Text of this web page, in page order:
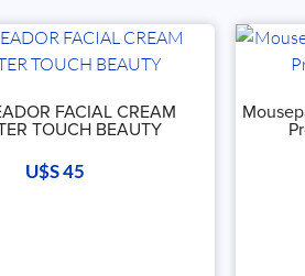
FACIAL CREAM
TOUCH BEAUTY
U$S45